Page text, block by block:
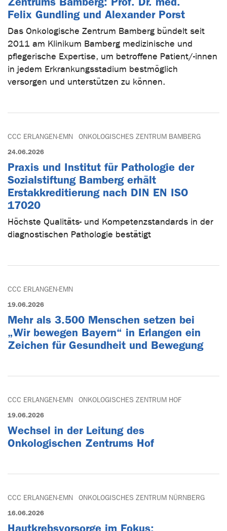
Felix Gundling und Alexander Porst
Das Onkologische Zentrum Bamberg bündelt seit
2011 am Klinikum Bamberg medizinische und
pflegerische Expertise, um betroffene Patient/-innen
in jedem Erkrankungsstadium bestmöglich
versorgen und unterstützen zu können.
CCC ERLANGEN-EMN ONKOLOGISCHES ZENTRUM BAMBERG
24.06.2026
Praxis und Institut für Pathologie der
Sozialstiftung Bamberg erhält
Erstakkreditierung nach DIN EN ISO
17020
Höchste Qualitäts- und Kompetenzstandards in der
diagnostischen Pathologie bestätigt
CCC ERLANGEN-EMN
19.06.2026
Mehr als 3.500 Menschen setzen bei
„Wir bewegen Bayern“ in Erlangen ein
Zeichen für Gesundheit und Bewegung
CCC ERLANGEN-EMN ONKOLOGISCHES ZENTRUM HOF
19.06.2026
Wechsel in der Leitung des
Onkologischen Zentrums Hof
CCC ERLANGEN-EMN ONKOLOGISCHES ZENTRUM NÜRNBERG
16.06.2026
Hautkrebsvorsorge im Fokus: